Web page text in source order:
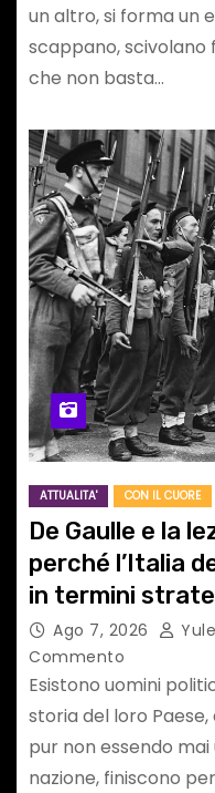
un altro, si forma un
scappano, scivolano
che non basta…
ATTUALITA' CON IL CUORE
De Gaulle e la
perché l’Italia
in termini
Ago 7, 2026
Commento
Esistono uomini
storia del loro
pur non essendo
nazione, finiscono